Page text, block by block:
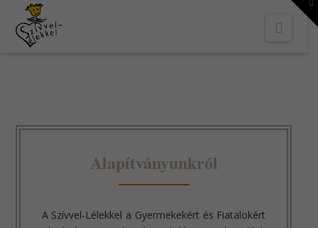
Alapítványunkról
A Szívvel-Lélekkel a Gyermekekért és Fiatalokért